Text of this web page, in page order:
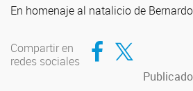
En homenaje al natalicio de
Compartir en
redes sociales
Compartir en Facebook
Compartir en Twitter